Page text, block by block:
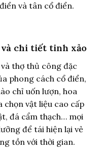
và tân cổ điển.
chi tiết tinh xảo
thợ thủ công đặc
phong cách cổ điển,
chỉ uốn lượn, hoa
chọn vật liệu cao cấp
đá cẩm thạch… mọi
để tái hiện lại vẻ
tồn với thời gian.